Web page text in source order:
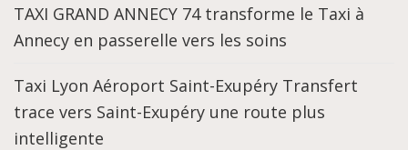
TAXI GRAND ANNECY 74 transforme le Taxi à
Annecy en passerelle vers les soins
Taxi Lyon Aéroport Saint-Exupéry Transfert
trace vers Saint-Exupéry une route plus
intelligente